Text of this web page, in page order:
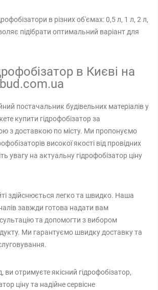
в різних об'ємах: 0,5 л, 1 л, 2 л,
підібрати оптимальний варіант для
в Києві на
постачальник будівельних матеріалів у
купити гідрофобізатор за
з доставкою по місту. Ми пропонуємо
високої якості від провідних
увагу на актуальну гідрофобізатор ціну
здійснюється легко та швидко. Наша
завжди готова надати вам
та допомогти з вибором
Ми гарантуємо швидку доставку та
ви отримуєте якісний гідрофобізатор,
ціну та надійне сервісне